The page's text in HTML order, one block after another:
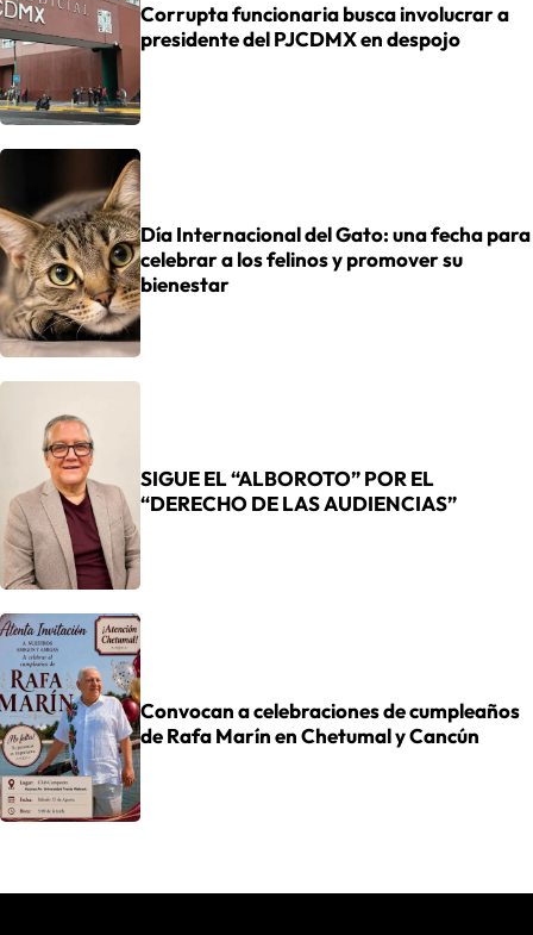
Corrupta funcionaria busca involucrar a
presidente del PJCDMX en despojo
Día Internacional del Gato: una fecha para
celebrar a los felinos y promover su
bienestar
SIGUE EL “ALBOROTO” POR EL
“DERECHO DE LAS AUDIENCIAS”
Convocan a celebraciones de cumpleaños
de Rafa Marín en Chetumal y Cancún